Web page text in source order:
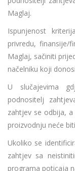
Maglaj.
Ispunjenost
privredu, finansije/
Maglaj, sačiniti
načelniku koji
U slučajevima
podnositelj
zahtjev se odbija,
proizvodnju neće
Ukoliko se
zahtjev sa
programa poticaja